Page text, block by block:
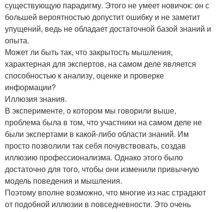
существующую парадигму. Этого не умеет новичок: он с
большей вероятностью допустит ошибку и не заметит
упущений, ведь не обладает достаточной базой знаний и
опыта.
Может ли быть так, что закрытость мышления,
характерная для экспертов, на самом деле является
способностью к анализу, оценке и проверке
информации?
Иллюзия знания.
В эксперименте, о котором мы говорили выше,
проблема была в том, что участники на самом деле не
были экспертами в какой-либо области знаний. Им
просто позволили так себя почувствовать, создав
иллюзию профессионализма. Однако этого было
достаточно для того, чтобы они изменили привычную
модель поведения и мышления.
Поэтому вполне возможно, что многие из нас страдают
от подобной иллюзии в повседневности. Это очень